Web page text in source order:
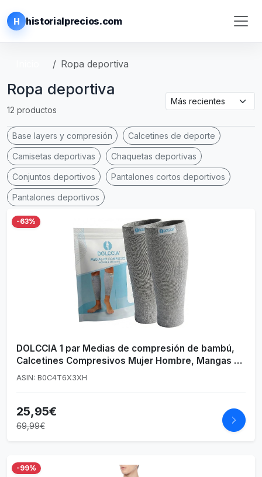
H historialprecios.com
Ropa deportiva
Ropa deportiva
12 productos
Base layers y compresión Calcetines de deporte
Camisetas deportivas Chaquetas deportivas
Conjuntos deportivos Pantalones cortos deportivos
Pantalones deportivos
-63%
DOLCCIA 1 par Medias de compresión de bambú,
Calcetines Compresivos Mujer Hombre, Mangas de
Compresión para Deporte, Running, Ciclismo,
ASIN: B0C4T6X3XH
25,95€
69,99€
-99%